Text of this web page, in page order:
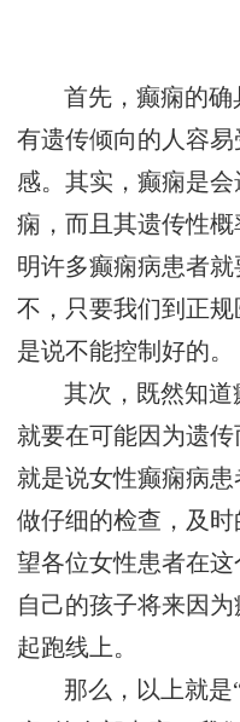
首先，癫痫的确
有遗传倾向的人容
感。其实，癫痫是
痫，而且其遗传性
明许多癫痫病患者就
不，只要我们到正
是说不能控制好的。
其次，既然知
就要在可能因为遗
就是说女性癫痫病
做仔细的检查，及
望各位女性患者在
自己的孩子将来因
起跑线上。
那么，以上就